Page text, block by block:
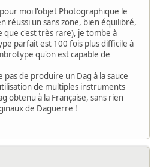
moi l'objet Photographique le
réussi un sans zone, bien équilibré,
c'est très rare), je tombe à
parfait est 100 fois plus difficile à
qu'on est capable de
de produire un Dag à la sauce
de multiples instruments
obtenu à la Française, sans rien
de Daguerre !